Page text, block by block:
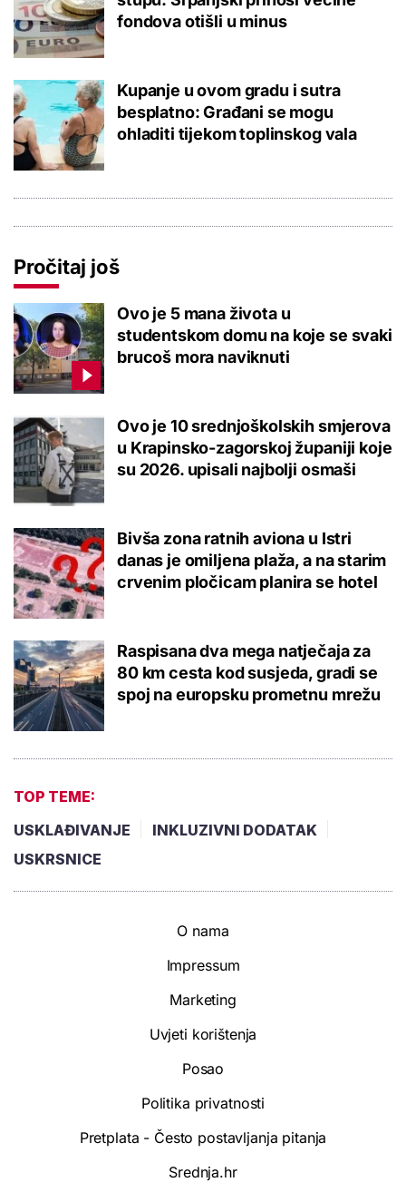
fondova otišli u minus
Kupanje u ovom gradu i sutra
besplatno: Građani se mogu
ohladiti tijekom toplinskog vala
Pročitaj još
Ovo je 5 mana života u
studentskom domu na koje se svaki
brucoš mora naviknuti
Ovo je 10 srednjoškolskih smjerova
u Krapinsko-zagorskoj županiji koje
su 2026. upisali najbolji osmaši
Bivša zona ratnih aviona u Istri
danas je omiljena plaža, a na starim
crvenim pločicam planira se hotel
Raspisana dva mega natječaja za
80 km cesta kod susjeda, gradi se
spoj na europsku prometnu mrežu
TOP TEME:
USKLAĐIVANJE
INKLUZIVNI DODATAK
USKRSNICE
O nama
Impressum
Marketing
Uvjeti korištenja
Posao
Politika privatnosti
Pretplata - Često postavljanja pitanja
Srednja.hr